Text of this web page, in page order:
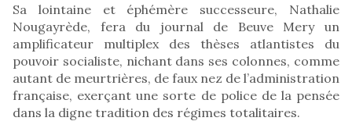
Sa lointaine et éphémère successeure, Nathalie
Nougayrède, fera du journal de Beuve Mery un
amplificateur multiplex des thèses atlantistes du
pouvoir socialiste, nichant dans ses colonnes, comme
autant de meurtrières, de faux nez de l’administration
française, exerçant une sorte de police de la pensée
dans la digne tradition des régimes totalitaires.